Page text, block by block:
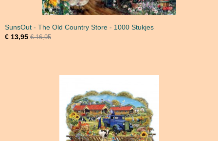
SunsOut - The Old Country Store - 1000 Stukjes
€ 13,95 € 16,95